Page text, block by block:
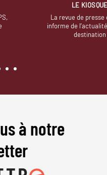
LE
La revue de presse
informe de
destination
à notre